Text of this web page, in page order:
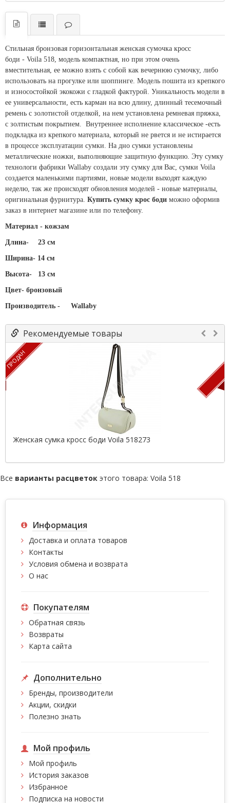
Стильная бронзовая горизонтальная женская сумочка кросс
боди - Voila 518 , модель компактная, но при этом очень
вместительная, ее можно взять с собой как вечернюю сумочку, либо
использовать на прогулке или шоппинге. Модель пошита из крепкого
и износостойкой экокожи с гладкой фактурой. Уникальность модели в
ее универсальности, есть карман на всю длину, длинный тесемочный
ремень с золотистой отделкой, на нем установлена ремневая пряжка,
с золтистым покрытием. Внутреннее исполнение классическое -есть
подкладка из крепкого материала, который не рвется и не истирается
в процессе эксплуатации сумки. На дно сумки установлены
металлические ножки, выполняющие защитную функцию. Эту сумку
технологи фабрики Wallaby создали эту сумку для Вас, сумки Voila
создается маленькими партиями, новые модели выходят каждую
неделю, так же происходят обновления моделей - новые материалы,
оригинальная фурнитура. Купить сумку крос боди можно оформив
заказ в интернет магазине или по телефону.
Материал - кожзам
Длина- 23 см
Ширина- 14 см
Высота- 13 см
Цвет- бронзовый
Производитель - Wallaby
Рекомендуемые товары
ПРОДАН
Женская сумка кросс боди Voila 518273
Все варианты расцветок этого товара: Voila 518
Информация
Доставка и оплата товаров
Контакты
Условия обмена и возврата
О нас
Покупателям
Обратная связь
Возвраты
Карта сайта
Дополнительно
Бренды, производители
Акции, скидки
Полезно знать
Мой профиль
Мой профиль
История заказов
Избранное
Подписка на новости